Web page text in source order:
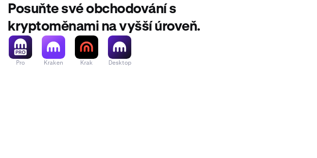
Posuňte své obchodování s
kryptoměnami na vyšší úroveň.
Pro Kraken Krak Desktop